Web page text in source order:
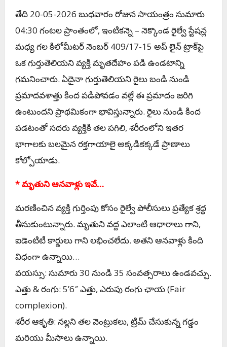
తేది 20-05-2026 బుధవారం రోజున సాయంత్రం సుమారు
04:30 గంటల ప్రాంతంలో, ఇంటికన్నె – నెక్కొండ రైల్వే స్టేషన్ల
మధ్య గల కిలోమీటర్ నెంబర్ 409/17-15 అప్ లైన్ ట్రాక్‌పై
ఒక గుర్తుతెలియని వ్యక్తి మృతదేహం పడి ఉండటాన్ని
గమనించారు. ఏదైనా గుర్తుతెలియని రైలు బండి నుండి
ప్రమాదవశాత్తు కింద పడిపోవడం వల్లే ఈ ప్రమాదం జరిగి
ఉంటుందని ప్రాథమికంగా భావిస్తున్నారు. రైలు నుండి కింద
పడటంతో సదరు వ్యక్తికి తల పగిలి, శరీరంలోని ఇతర
భాగాలకు బలమైన రక్తగాయాలై అక్కడికక్కడే ప్రాణాలు
కోల్పోయాడు.
* మృతుని ఆనవాళ్లు ఇవే…
మరణించిన వ్యక్తి గుర్తింపు కోసం రైల్వే పోలీసులు ప్రత్యేక శ్రద్ధ
తీసుకుంటున్నారు. మృతుని వద్ద ఎలాంటి ఆధారాలు గాని,
ఐడెంటిటీ కార్డులు గాని లభించలేదు. అతని ఆనవాళ్లు కింది
విధంగా ఉన్నాయి…
వయస్సు: సుమారు 30 నుండి 35 సంవత్సరాలు ఉండవచ్చు.
ఎత్తు & రంగు: 5’6″ ఎత్తు, ఎరుపు రంగు ఛాయ (Fair
complexion).
శరీర ఆకృతి: నల్లని తల వెంట్రుకలు, ట్రిమ్ చేసుకున్న గడ్డం
మరియు మీసాలు ఉన్నాయి.